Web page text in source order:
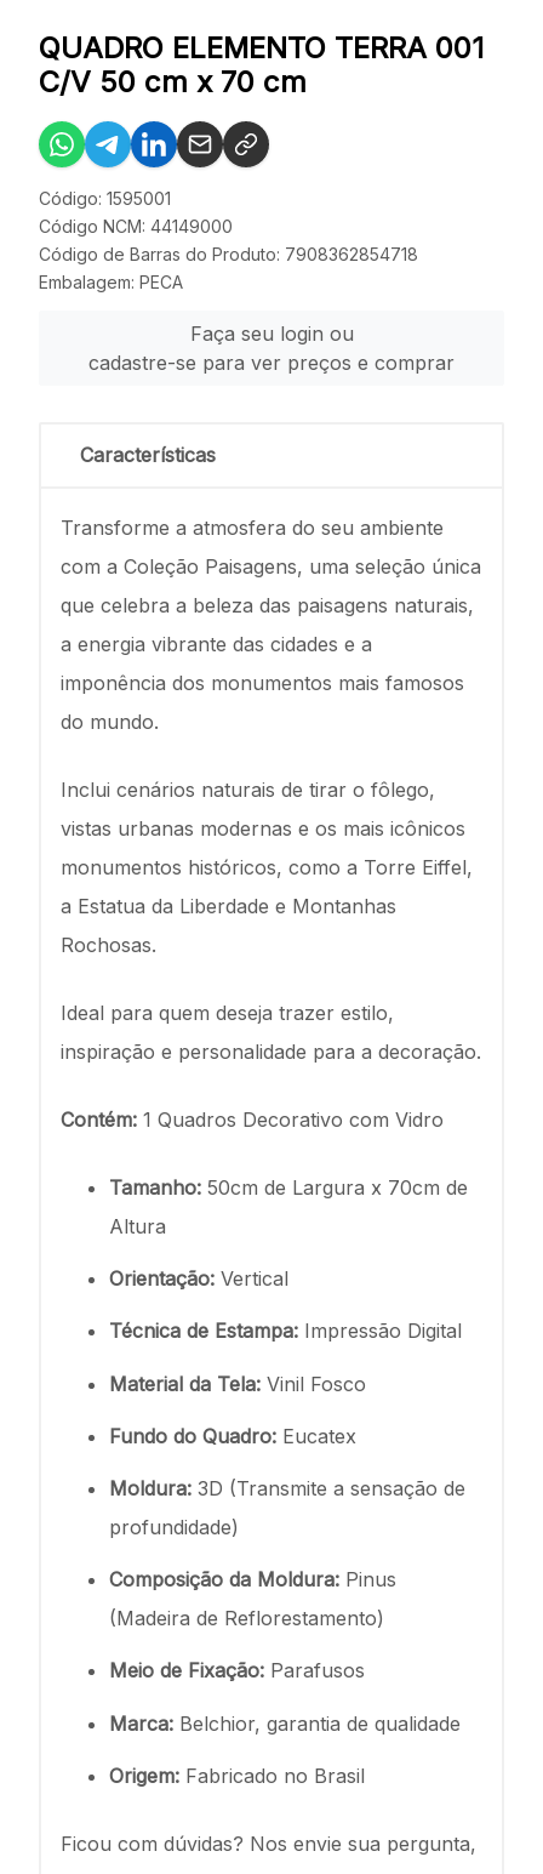
QUADRO ELEMENTO TERRA 001
C/V 50 cm x 70 cm
Código: 1595001
Código NCM: 44149000
Código de Barras do Produto: 7908362854718
Embalagem: PECA
Faça seu login ou
cadastre-se para ver preços e comprar
Características
Transforme a atmosfera do seu ambiente
com a Coleção Paisagens, uma seleção única
que celebra a beleza das paisagens naturais,
a energia vibrante das cidades e a
imponência dos monumentos mais famosos
do mundo.
Inclui cenários naturais de tirar o fôlego,
vistas urbanas modernas e os mais icônicos
monumentos históricos, como a Torre Eiffel,
a Estatua da Liberdade e Montanhas
Rochosas.
Ideal para quem deseja trazer estilo,
inspiração e personalidade para a decoração.
Contém: 1 Quadros Decorativo com Vidro
Tamanho: 50cm de Largura x 70cm de
Altura
Orientação: Vertical
Técnica de Estampa: Impressão Digital
Material da Tela: Vinil Fosco
Fundo do Quadro: Eucatex
Moldura: 3D (Transmite a sensação de
profundidade)
Composição da Moldura: Pinus
(Madeira de Reflorestamento)
Meio de Fixação: Parafusos
Marca: Belchior, garantia de qualidade
Origem: Fabricado no Brasil
Ficou com dúvidas? Nos envie sua pergunta,